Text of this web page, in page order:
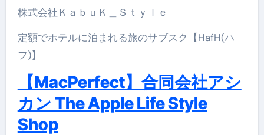
株式会社ＫａｂｕＫ＿Ｓｔｙｌｅ
定額でホテルに泊まれる旅のサブスク【HafH(ハ
フ)】
【MacPerfect】合同会社アシ
カン The Apple Life Style
Shop